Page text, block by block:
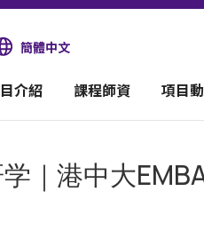
簡體中文
介紹 課程師資 項目
｜港中大